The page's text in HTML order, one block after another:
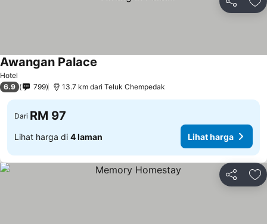
Kongsi
Hotel
Awangan Palace
6.9 799 13.7 km dari Teluk Chempedak
Dari RM 97
Lihat harga di 4 laman Lihat harga
Kongsi